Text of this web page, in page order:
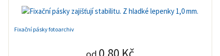
Fixační pásky fotoarchiv